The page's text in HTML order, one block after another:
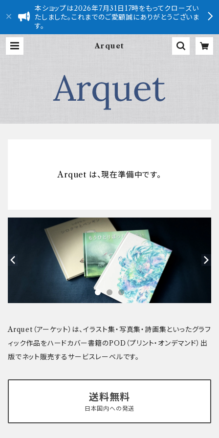
本ショップは2026年7月31日17時をもってクローズい
たしました。これまでのご愛顧誠にありがとうございま
す。
Arquet
Arquet は、現在準備中です。
Arquet（アーケット）は、イラスト集・写真集・詩画集といったグラフ
ィック作品をハードカバー書籍のPOD（プリント・オンデマンド）出
版でネット販売するサービスレーベルです。
送料無料
日本国内への発送